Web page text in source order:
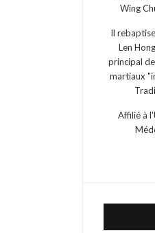
Wing
Il
Len
principal
martiaux
Affilié à